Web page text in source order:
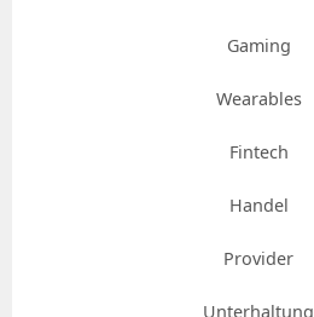
Gaming
Wearables
Fintech
Handel
Provider
Unterhaltung